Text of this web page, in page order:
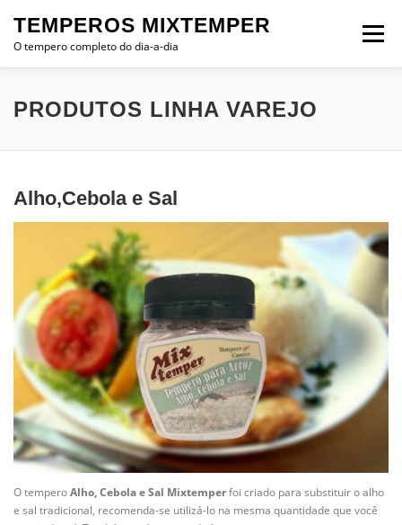
TEMPEROS MIXTEMPER
O tempero completo do dia-a-dia
Menu
INÍCIO SOBRE A EMPRESA LINHA VAREJO
PRODUTOS LINHA VAREJO
Alho,Cebola e Sal
O temperoAlho, Cebola e Sal Mixtemperfoi criado para substituir o alho
e sal tradicional, recomenda-se utilizá-lo na mesma quantidade que você